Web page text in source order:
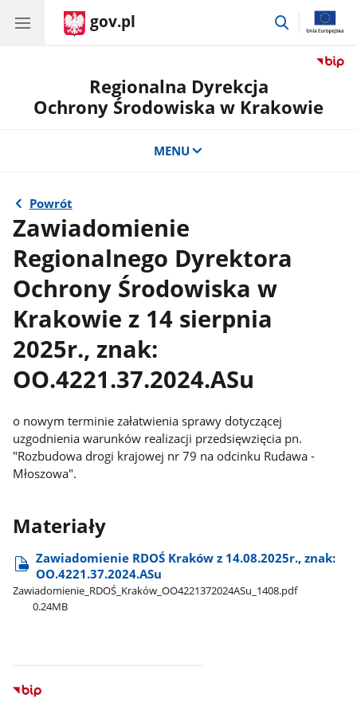
gov.pl
przejdź
Regionalna Dyrekcja
Ochrony Środowiska w Krakowie
MENU
Powrót
Zawiadomienie
Regionalnego Dyrektora
Ochrony Środowiska w
Krakowie z 14 sierpnia
2025r., znak:
OO.4221.37.2024.ASu
o nowym terminie załatwienia sprawy dotyczącej
uzgodnienia warunków realizacji przedsięwzięcia pn.
"Rozbudowa drogi krajowej nr 79 na odcinku Rudawa -
Młoszowa".
Materiały
Zawiadomienie RDOŚ Kraków z 14.08.2025r., znak:
OO.4221.37.2024.ASu
Zawiadomienie​_RDOŚ​_Kraków​_OO4221372024ASu​_1408.pdf
0.24MB